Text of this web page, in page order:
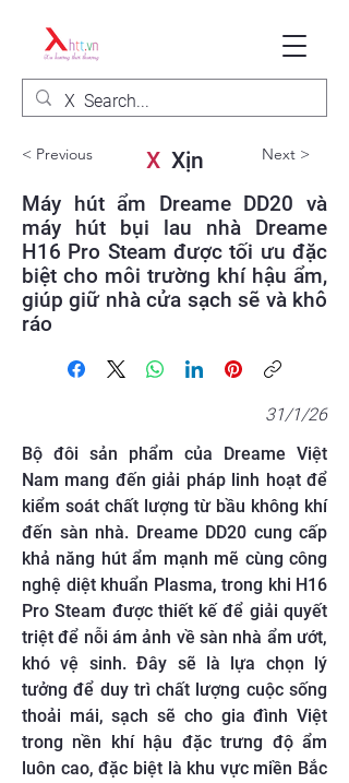
< Previous XXịn Next >
Máy hút ẩm Dreame DD20 và
máy hút bụi lau nhà Dreame
H16 Pro Steam được tối ưu đặc
biệt cho môi trường khí hậu ẩm,
giúp giữ nhà cửa sạch sẽ và khô
ráo
31/1/26
Bộ đôi sản phẩm của Dreame Việt
Nam mang đến giải pháp linh hoạt để
kiểm soát chất lượng từ bầu không khí
đến sàn nhà. Dreame DD20 cung cấp
khả năng hút ẩm mạnh mẽ cùng công
nghệ diệt khuẩn Plasma, trong khi H16
Pro Steam được thiết kế để giải quyết
triệt để nỗi ám ảnh về sàn nhà ẩm ướt,
khó vệ sinh. Đây sẽ là lựa chọn lý
tưởng để duy trì chất lượng cuộc sống
thoải mái, sạch sẽ cho gia đình Việt
trong nền khí hậu đặc trưng độ ẩm
luôn cao, đặc biệt là khu vực miền Bắc